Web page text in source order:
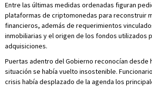
Entre las últimas medidas ordenadas figuran
plataformas de criptomonedas para reconstruir
financieros, además de requerimientos
inmobiliarias y el origen de los fondos utilizados
adquisiciones.
Puertas adentro del Gobierno reconocían desde
situación se había vuelto insostenible.
crisis había desplazado de la agenda los